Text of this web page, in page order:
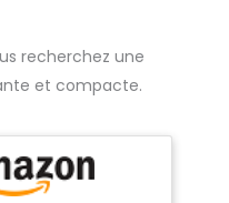
recherchez une
et compacte.